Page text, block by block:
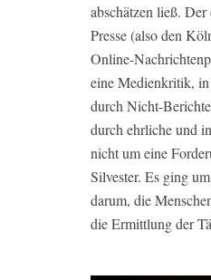
abschätzen ließ.
Presse (also den
Online-
eine Medienkritik, in
durch Nicht-
durch ehrliche und
nicht um eine
Silvester. Es ging
darum, die
die Ermittlung der